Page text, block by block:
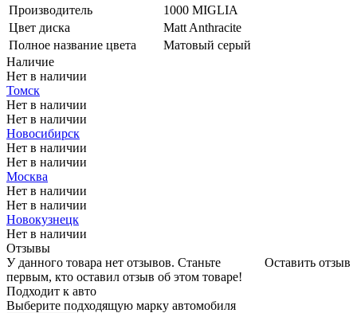
Производитель
1000 MIGLIA
Цвет диска
Matt Anthracite
Полное название цвета
Матовый серый
Наличие
Нет в наличии
Томск
Нет в наличии
Нет в наличии
Новосибирск
Нет в наличии
Нет в наличии
Москва
Нет в наличии
Нет в наличии
Новокузнецк
Нет в наличии
Отзывы
Оставить отзыв
У данного товара нет отзывов. Станьте
первым, кто оставил отзыв об этом товаре!
Подходит к авто
Выберите подходящую марку автомобиля